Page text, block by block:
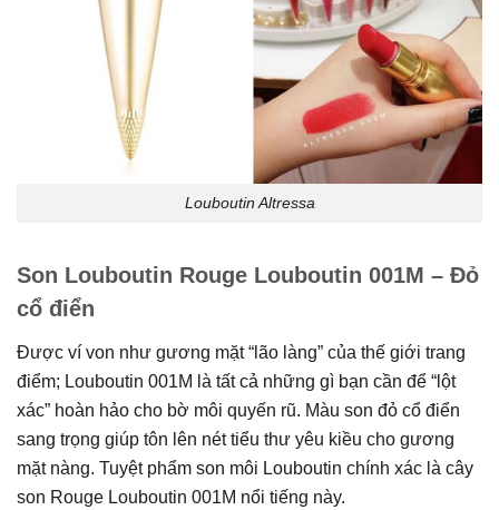
Louboutin Altressa
Son Louboutin Rouge Louboutin 001M – Đỏ
cổ điển
Được ví von như gương mặt “lão làng” của thế giới trang
điểm; Louboutin 001M là tất cả những gì bạn cần để “lột
xác” hoàn hảo cho bờ môi quyến rũ. Màu son đỏ cổ điển
sang trọng giúp tôn lên nét tiểu thư yêu kiều cho gương
mặt nàng. Tuyệt phẩm son môi Louboutin chính xác là cây
son Rouge Louboutin 001M nổi tiếng này.